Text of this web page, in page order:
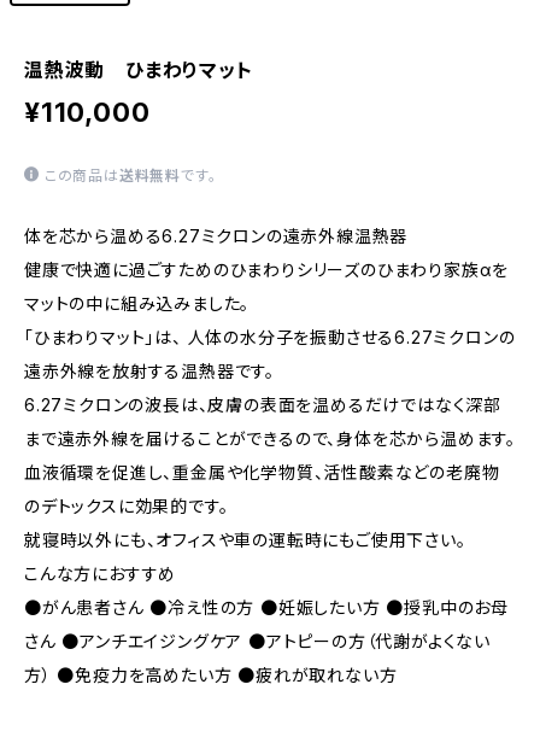
温熱波動 ひまわりマット
¥110,000
この商品は送料無料です。
体を芯から温める6.27ミクロンの遠赤外線温熱器
健康で快適に過ごすためのひまわりシリーズのひまわり家族αを
マットの中に組み込みました。
「ひまわりマット」は、 人体の水分子を振動させる6.27ミクロンの
遠赤外線を放射する温熱器です。
6.27ミクロンの波長は、皮膚の表面を温めるだけではなく深部
まで遠赤外線を届けることができるので、身体を芯から温めます。
血液循環を促進し、重金属や化学物質、活性酸素などの老廃物
のデトックスに効果的です。
就寝時以外にも、オフィスや車の運転時にもご使用下さい。
こんな方におすすめ
●がん患者さん ●冷え性の方 ●妊娠したい方 ●授乳中のお母
さん ●アンチエイジングケア ●アトピーの方（代謝がよくない
方） ●免疫力を高めたい方 ●疲れが取れない方